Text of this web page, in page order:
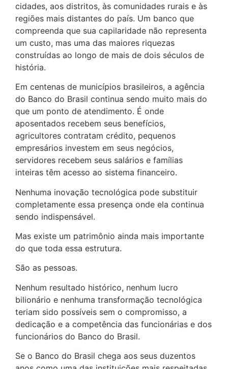
cidades, aos distritos, às comunidades rurais e às
regiões mais distantes do país. Um banco que
compreenda que sua capilaridade não representa
um custo, mas uma das maiores riquezas
construídas ao longo de mais de dois séculos de
história.
Em centenas de municípios brasileiros, a agência
do Banco do Brasil continua sendo muito mais do
que um ponto de atendimento. É onde
aposentados recebem seus benefícios,
agricultores contratam crédito, pequenos
empresários investem em seus negócios,
servidores recebem seus salários e famílias
inteiras têm acesso ao sistema financeiro.
Nenhuma inovação tecnológica pode substituir
completamente essa presença onde ela continua
sendo indispensável.
Mas existe um patrimônio ainda mais importante
do que toda essa estrutura.
São as pessoas.
Nenhum resultado histórico, nenhum lucro
bilionário e nenhuma transformação tecnológica
teriam sido possíveis sem o compromisso, a
dedicação e a competência das funcionárias e dos
funcionários do Banco do Brasil.
Se o Banco do Brasil chega aos seus duzentos